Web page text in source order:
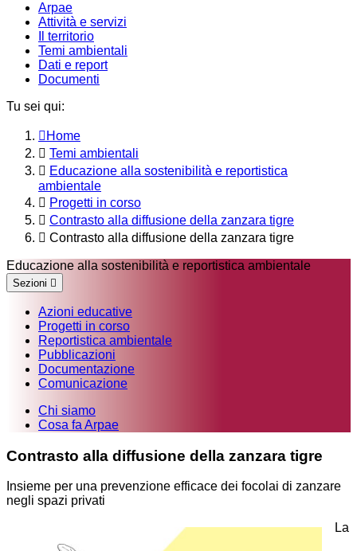
Arpae
Attività e servizi
Il territorio
Temi ambientali
Dati e report
Documenti
Tu sei qui:
Home
Temi ambientali
Educazione alla sostenibilità e reportistica
ambientale
Progetti in corso
Contrasto alla diffusione della zanzara tigre
Contrasto alla diffusione della zanzara tigre
Educazione alla sostenibilità e reportistica ambientale
Sezioni
Azioni educative
Progetti in corso
Reportistica ambientale
Pubblicazioni
Documentazione
Comunicazione
Chi siamo
Cosa fa Arpae
Contrasto alla diffusione della zanzara tigre
Insieme per una prevenzione efficace dei focolai di zanzare
negli spazi privati
La